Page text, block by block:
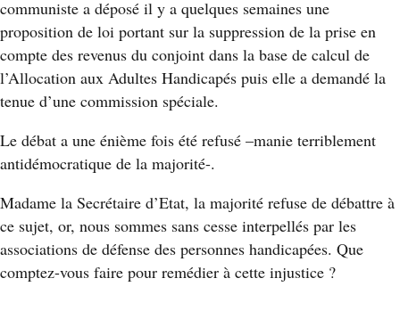
communiste a déposé il y a quelques semaines une
proposition de loi portant sur la suppression de la prise en
compte des revenus du conjoint dans la base de calcul de
l’Allocation aux Adultes Handicapés puis elle a demandé la
tenue d’une commission spéciale.
Le débat a une énième fois été refusé –manie terriblement
antidémocratique de la majorité-.
Madame la Secrétaire d’Etat, la majorité refuse de débattre à
ce sujet, or, nous sommes sans cesse interpellés par les
associations de défense des personnes handicapées. Que
comptez-vous faire pour remédier à cette injustice ?